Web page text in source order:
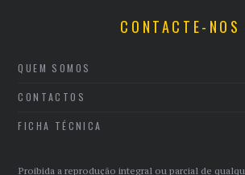
CONTACTE-NOS
QUEM SOMOS
CONTACTOS
FICHA TÉCNICA
Proibida a reprodução integral ou parcial de